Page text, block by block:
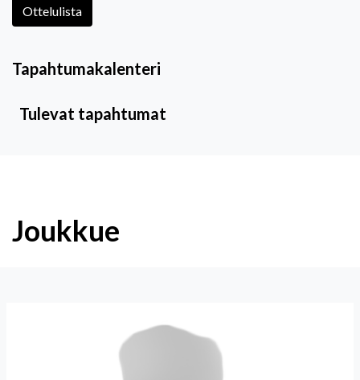
Ottelulista
Tapahtumakalenteri
Tulevat tapahtumat
Joukkue